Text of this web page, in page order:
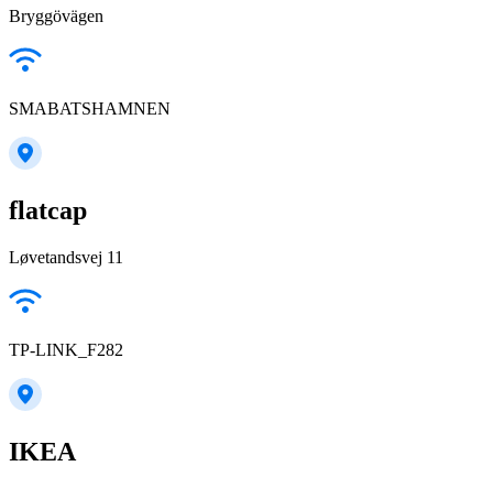
Bryggövägen
SMABATSHAMNEN
flatcap
Løvetandsvej 11
TP-LINK_F282
IKEA